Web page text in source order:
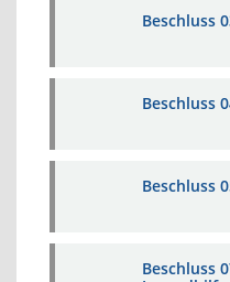
Beschluss
Beschluss
Beschluss
Beschluss